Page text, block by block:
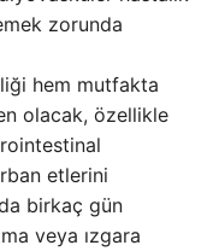
zorunda
hem mutfakta
olacak, özellikle
etlerini
birkaç gün
veya ızgara